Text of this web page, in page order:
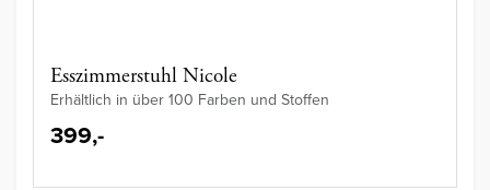
Esszimmerstuhl Nicole
Erhältlich in über 100 Farben und Stoffen
399,-